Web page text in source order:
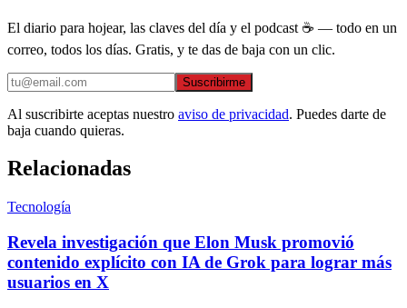
El diario para hojear, las claves del día y el podcast ☕ — todo en un
correo, todos los días. Gratis, y te das de baja con un clic.
Suscribirme
Al suscribirte aceptas nuestro aviso de privacidad. Puedes darte de
baja cuando quieras.
Relacionadas
Tecnología
Revela investigación que Elon Musk promovió
contenido explícito con IA de Grok para lograr más
usuarios en X